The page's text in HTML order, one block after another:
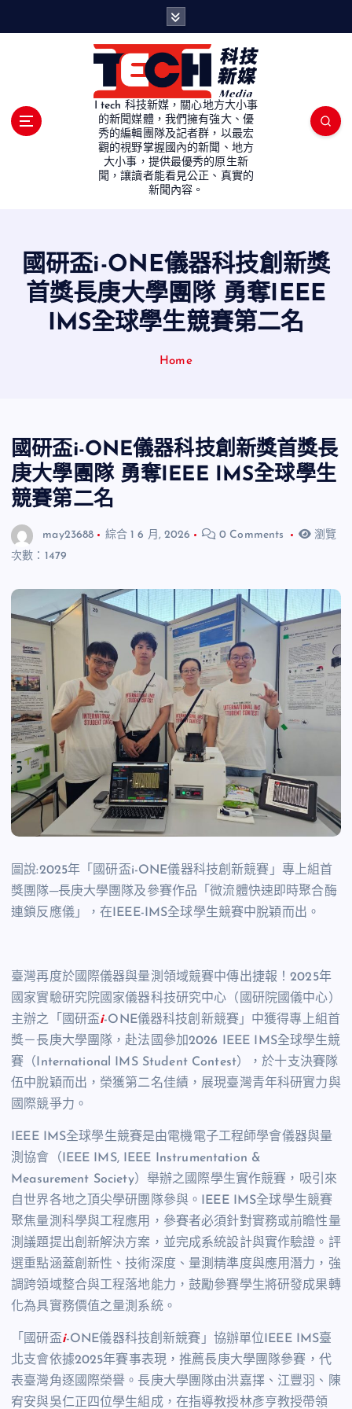
I tech 科技新媒，關心地方大小事
的新聞媒體，我們擁有強大、優
秀的編輯團隊及記者群，以最宏
觀的視野掌握國內的新聞、地方
大小事，提供最優秀的原生新
聞，讓讀者能看見公正、真實的
新聞內容。
國研盃i-ONE儀器科技創新獎
首獎長庚大學團隊 勇奪IEEE
IMS全球學生競賽第二名
Home
國研盃i-ONE儀器科技創新獎首獎長
庚大學團隊 勇奪IEEE IMS全球學生
競賽第二名
may23688 綜合 1 6 月, 2026 0 Comments
瀏覽
次數：1479
圖說:2025年「國研盃i-ONE儀器科技創新競賽」專上組首
獎團隊─長庚大學團隊及參賽作品「微流體快速即時聚合酶
連鎖反應儀」，在IEEE-IMS全球學生競賽中脫穎而出。
臺灣再度於國際儀器與量測領域競賽中傳出捷報！2025年
國家實驗研究院國家儀器科技研究中心（國研院國儀中心）
主辦之「國研盃i-ONE儀器科技創新競賽」中獲得專上組首
獎－長庚大學團隊，赴法國參加2026 IEEE IMS全球學生競
賽（International IMS Student Contest），於十支決賽隊
伍中脫穎而出，榮獲第二名佳績，展現臺灣青年科研實力與
國際競爭力。
IEEE IMS全球學生競賽是由電機電子工程師學會儀器與量
測協會（IEEE IMS, IEEE Instrumentation &
Measurement Society）舉辦之國際學生實作競賽，吸引來
自世界各地之頂尖學研團隊參與。IEEE IMS全球學生競賽
聚焦量測科學與工程應用，參賽者必須針對實務或前瞻性量
測議題提出創新解決方案，並完成系統設計與實作驗證。評
選重點涵蓋創新性、技術深度、量測精準度與應用潛力，強
調跨領域整合與工程落地能力，鼓勵參賽學生將研發成果轉
化為具實務價值之量測系統。
「國研盃i-ONE儀器科技創新競賽」協辦單位IEEE IMS臺
北支會依據2025年賽事表現，推薦長庚大學團隊參賽，代
表臺灣角逐國際榮譽。長庚大學團隊由洪嘉擇、江豐羽、陳
宥安與吳仁正四位學生組成，在指導教授林彥亨教授帶領